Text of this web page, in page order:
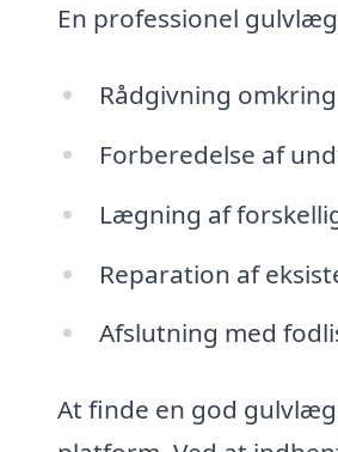
En professionel
Rådgivning
Forberedelse af
Lægning af
Reparation af
Afslutning med
At finde en god